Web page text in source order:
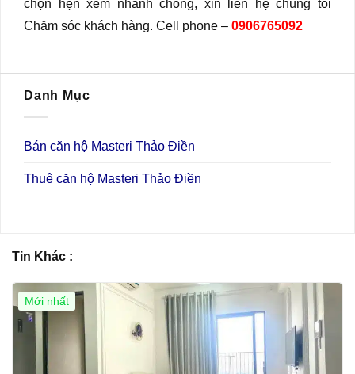
chọn hẹn xem nhanh chóng, xin liên hệ chúng tôi
Chăm sóc khách hàng. Cell phone – 0906765092
Danh Mục
Bán căn hộ Masteri Thảo Điền
Thuê căn hộ Masteri Thảo Điền
Tin Khác :
Mới nhất Giá Tốt